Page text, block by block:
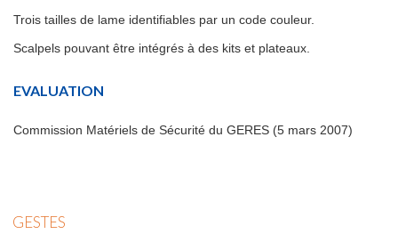
Trois tailles de lame identifiables par un code couleur.
Scalpels pouvant être intégrés à des kits et plateaux.
EVALUATION
Commission Matériels de Sécurité du GERES (5 mars 2007)
GESTES